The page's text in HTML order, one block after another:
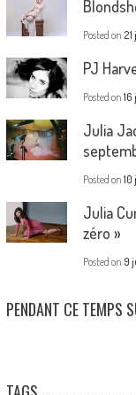
Posted on
PJ
Posted on
Julia
Posted on
Julia
zéro »
Posted on 9
PENDANT CE TEMPS